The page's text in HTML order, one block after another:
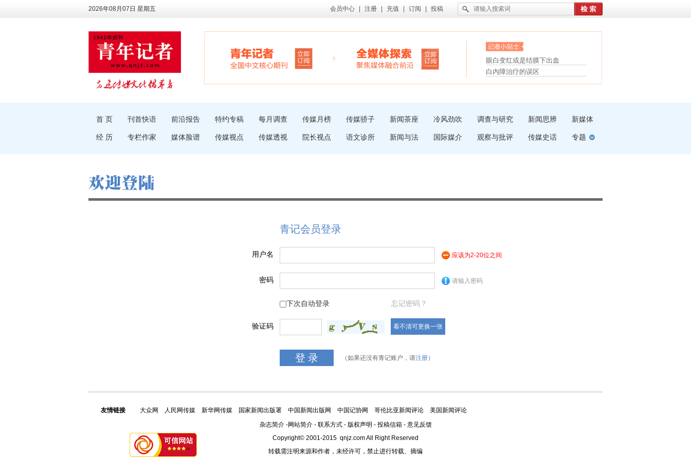
2026年08月07日 星期五 会员中心 注册 充值 订阅 投稿
眼白变红或是结膜下出血
“枝桠”“树桠”宜写成“枝...
夏天缓解疲劳有三招
护腰，摆脱六大坏习惯
受伤了冰敷还是热敷
白内障治疗的误区
首 页 刊首快语 前沿报告 特约专稿 每月调查 传媒月榜 传媒骄子 新闻茶座 冷风劲吹 调查与研究 新闻思辨 新媒体
经 历 专栏作家 媒体脸谱 传媒视点 传媒透视 院长视点 语文诊所 新闻与法 国际媒介 观察与批评 传媒史话 专题
青记会员登录
用户名 应该为2-20位之间
密码 请输入密码
下次自动登录 忘记密码？
验证码 看不清可更换一张
（如果还没有青记账户，请注册）
友情链接 大众网 人民网传媒 新华网传媒 国家新闻出版署 中国新闻出版网 中国记协网 哥伦比亚新闻评论
美国新闻评论
杂志简介-网站简介- 联系方式- 版权声明 - 投稿信箱- 意见反馈
Copyright© 2001-2015 qnjz.com All Right Reserved
转载需注明来源和作者，未经许可，禁止进行转载、摘编